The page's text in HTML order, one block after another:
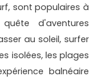
sont populaires à
d'aventures
au soleil, surfer
isolées, les plages
balnéaire